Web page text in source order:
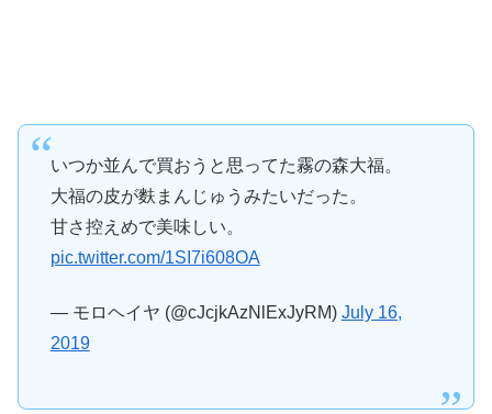
いつか並んで買おうと思ってた霧の森大福。
大福の皮が麩まんじゅうみたいだった。
甘さ控えめで美味しい。
pic.twitter.com/1SI7i608OA
— モロヘイヤ (@cJcjkAzNlExJyRM) July 16,
2019